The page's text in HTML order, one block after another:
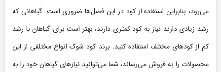
می‌رود، بنابراین استفاده از کود در این فصل‌ها ضروری است. گیاهانی که
رشد زیادی دارند نیاز به کود کمتری دارند، بهتر است برای گیاهان با رشد
کم از کودهای مختلف استفاده کنید. برند کود شوک انواع مختلفی از این
محصولات را به فروش می‌رساند، شما می‌توانید نیازهای گیاهان خود را به